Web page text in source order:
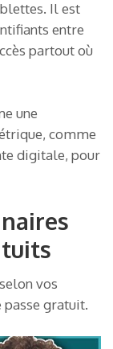
Il est
entre
partout où
une
comme
digitale, pour
vos
gratuit.